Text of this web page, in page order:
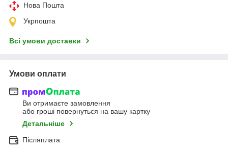
Нова Пошта
Укрпошта
Всі умови доставки
Умови оплати
Ви отримаєте замовлення
або гроші повернуться на вашу картку
Детальніше
Післяплата